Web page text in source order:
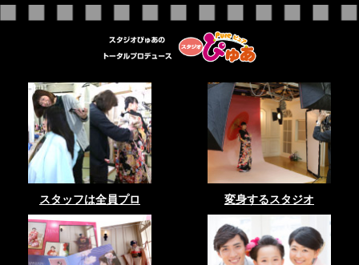
スタッフは全員プロ 変身するスタジオ